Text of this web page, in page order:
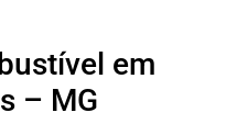
em
– MG